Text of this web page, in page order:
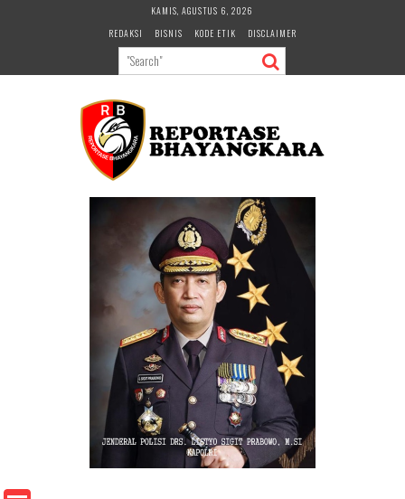
KAMIS, AGUSTUS 6, 2026
REDAKSI
BISNIS KODE ETIK DISCLAIMER